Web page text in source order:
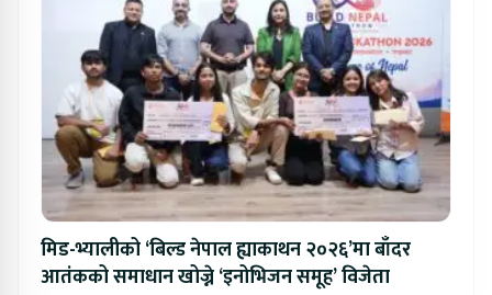
मिड-भ्यालीको ‘बिल्ड नेपाल ह्याकाथन २०२६’मा बाँदर
आतंकको समाधान खोज्ने ‘इनोभिजन समूह’ विजेता